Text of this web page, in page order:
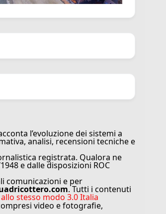
l’evoluzione dei sistemi a
analisi, recensioni tecniche e
registrata. Qualora ne
e dalle disposizioni ROC
comunicazioni e per
. Tutti i contenuti
stesso modo 3.0 Italia
video e fotografie,